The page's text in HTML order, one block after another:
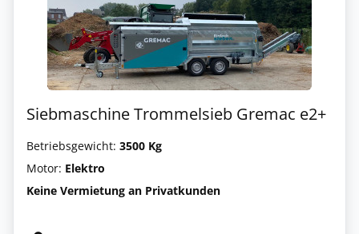
Siebmaschine Trommelsieb Gremac e2+
Betriebsgewicht: 3500 Kg
Motor: Elektro
Keine Vermietung an Privatkunden